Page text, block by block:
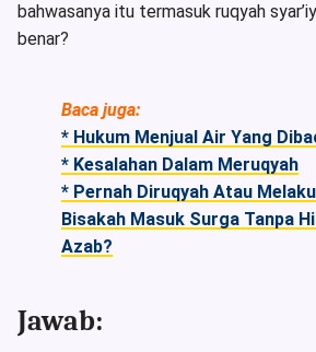
bahwasanya itu termasuk ruqyah
benar?
Baca juga:
* Hukum Menjual Air Yang
* Kesalahan Dalam Meruqyah
* Pernah Diruqyah Atau
Bisakah Masuk Surga Tanpa
Azab?
Jawab: